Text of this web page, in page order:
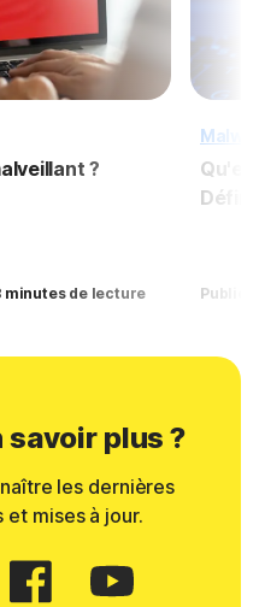
?
minutes de lecture
plus ?
les dernières
mises à jour.